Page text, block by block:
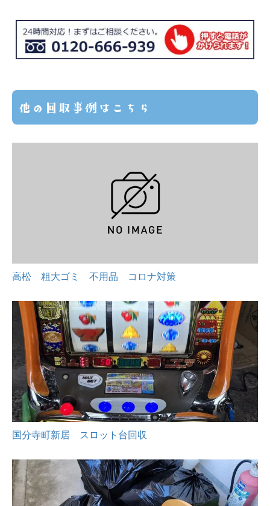
他の回収事例はこちら
高松 粗大ゴミ 不用品 コロナ対策
国分寺町新居 スロット台回収